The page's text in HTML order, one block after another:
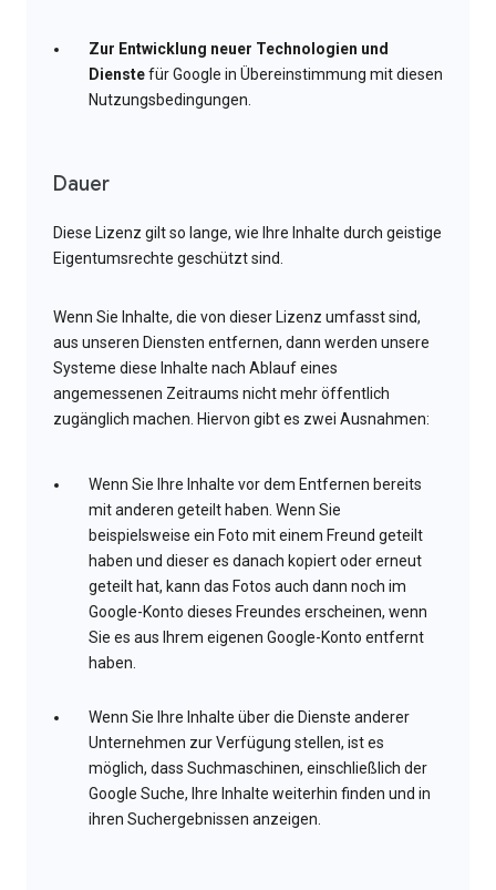
Zur Entwicklung neuer Technologien und
Dienstefür Google in Übereinstimmung mit diesen
Nutzungsbedingungen.
Dauer
Diese Lizenz gilt so lange, wie Ihre Inhalte durch geistige
Eigentumsrechte geschützt sind.
Wenn Sie Inhalte, die von dieser Lizenz umfasst sind,
aus unseren Diensten entfernen, dann werden unsere
Systeme diese Inhalte nach Ablauf eines
angemessenen Zeitraums nicht mehr öffentlich
zugänglich machen. Hiervon gibt es zwei Ausnahmen:
Wenn Sie Ihre Inhalte vor dem Entfernen bereits
mit anderen geteilt haben. Wenn Sie
beispielsweise ein Foto mit einem Freund geteilt
haben und dieser es danach kopiert oder erneut
geteilt hat, kann das Fotos auch dann noch im
Google-Konto dieses Freundes erscheinen, wenn
Sie es aus Ihrem eigenen Google-Konto entfernt
haben.
Wenn Sie Ihre Inhalte über die Dienste anderer
Unternehmen zur Verfügung stellen, ist es
möglich, dass Suchmaschinen, einschließlich der
Google Suche, Ihre Inhalte weiterhin finden und in
ihren Suchergebnissen anzeigen.